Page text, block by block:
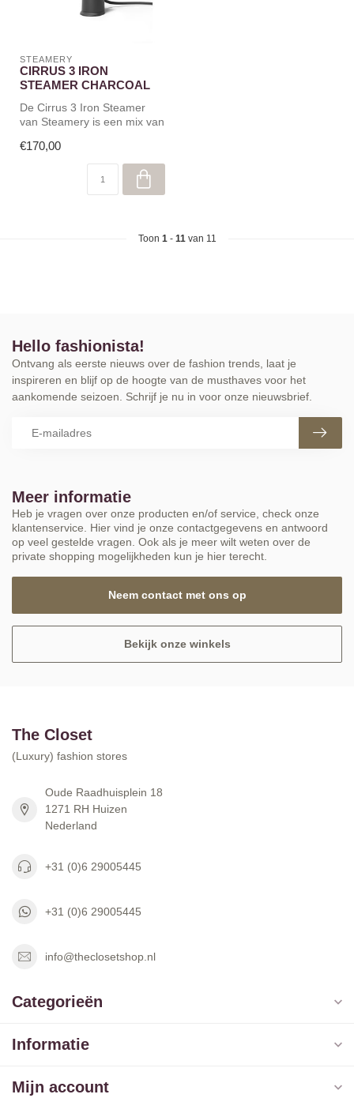
STEAMERY
CIRRUS 3 IRON
STEAMER CHARCOAL
De Cirrus 3 Iron Steamer
van Steamery is een mix van
€170,00
Toon 1- 11van 11
Meer informatie
Heb je vragen over onze producten en/of service, check onze
klantenservice. Hier vind je onze contactgegevens en antwoord
op veel gestelde vragen. Ook als je meer wilt weten over de
private shopping mogelijkheden kun je hier terecht.
Neem contact met ons op
Bekijk onze winkels
Hello fashionista!
Ontvang als eerste nieuws over de fashion trends, laat je
inspireren en blijf op de hoogte van de musthaves voor het
aankomende seizoen. Schrijf je nu in voor onze nieuwsbrief.
The Closet
(Luxury) fashion stores
Oude Raadhuisplein 18
1271 RH Huizen
Nederland
+31 (0)6 29005445
+31 (0)6 29005445
info@theclosetshop.nl
Categorieën
Informatie
Mijn account